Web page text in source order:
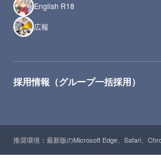
English R18
広報
採用情報（グループ一括採用）
推奨環境：最新版のMicrosoft Edge、Safari、